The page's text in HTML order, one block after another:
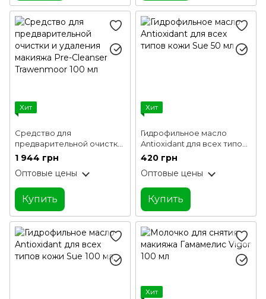
Хит
Средство для
предварительной очистки
и удаления макияжа Pre-
Cleanser Trawenmoor 100
мл
1 944 грн
Оптовые цены
Купить
Хит
Гидрофильное масло
Antioxidant для всех типов
кожи Sue 50 мл
420 грн
Оптовые цены
Купить
Хит